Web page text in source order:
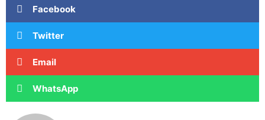
Facebook
Twitter
Email
WhatsApp